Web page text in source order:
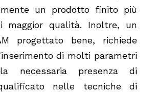
un prodotto finito più
maggior qualità. Inoltre, un
progettato bene, richiede
di molti parametri
necessaria presenza di
nelle tecniche di